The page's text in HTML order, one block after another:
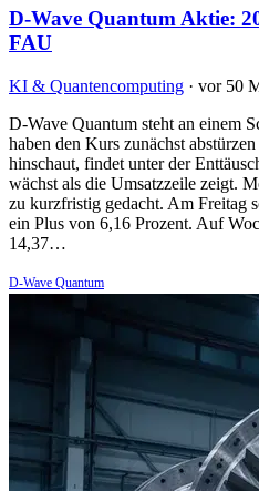
D-Wave Quantum Aktie:
FAU
KI & Quantencomputing · vor 50
D-Wave Quantum steht an einem
haben den Kurs zunächst
hinschaut, findet unter der
wächst als die Umsatzzeile zeigt.
zu kurzfristig gedacht. Am Freitag
ein Plus von 6,16 Prozent. Auf
14,37…
D-Wave Quantum